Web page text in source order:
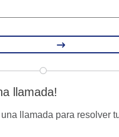
llamada!
llamada para resolver